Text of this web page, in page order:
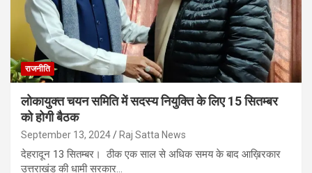
राजनीति
लोकायुक्त चयन समिति में सदस्य नियुक्ति के लिए 15 सितम्बर
को होगी बैठक
September 13, 2024 Raj Satta News
देहरादून 13 सितम्बर। ठीक एक साल से अधिक समय के बाद आख़िरकार
उत्तराखंड की धामी सरकार…